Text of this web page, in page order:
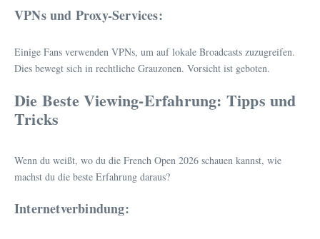
VPNs und Proxy-Services:
Einige Fans verwenden VPNs, um auf lokale Broadcasts zuzugreifen.
Dies bewegt sich in rechtliche Grauzonen. Vorsicht ist geboten.
Die Beste Viewing-Erfahrung: Tipps und
Tricks
Wenn du weißt, wo du die French Open 2026 schauen kannst, wie
machst du die beste Erfahrung daraus?
Internetverbindung: